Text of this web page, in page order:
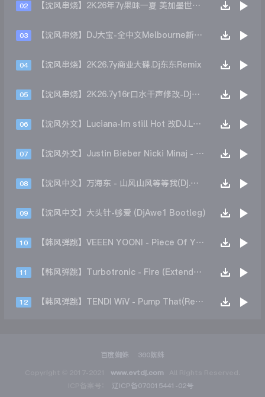
02 【沈风串烧】2K26年7y果味一夏 美加墨世界杯主题跳舞派对专辑 - Dj.阿帅
03 【沈风串烧】DJ大宝-全中文Melbourne新弹跳一飞冲天重低音上劲风暴MUSIC慢摇大碟
04 【沈风串烧】2K26.7y商业大碟.Dj东东Remix
05 【沈风串烧】2K26.7y16r口水干声修改-Dj东东Remix
06 【沈风外文】Luciana-Im still Hot 改DJ.LoZe
07 【沈风外文】Justin Bieber Nicki Minaj - Beauty And A Beat (DjHope小春 Extended Mix)
08 【沈风中文】万海东 - 山风山风等等我(Dj.阿洋 Extended Mix)
09 【沈风中文】大头针-够爱 (DjAwe1 Bootleg)
10 【韩风弹跳】VEEEN YOONI - Piece Of Your Heart (Remix)
11 【韩风弹跳】Turbotronic - Fire (Extended Mix)
12 【韩风弹跳】TENDI WiV - Pump That(Remix)
百度蜘蛛 360蜘蛛
www.evtdj.com
辽ICP备070015441-02号